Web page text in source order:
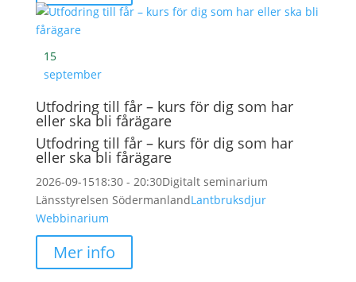
15
september
Utfodring till får – kurs för dig som har
eller ska bli fårägare
Utfodring till får – kurs för dig som har
eller ska bli fårägare
2026-09-1518:30 - 20:30Digitalt seminarium
Länsstyrelsen SödermanlandLantbruksdjur
Webbinarium
Mer info